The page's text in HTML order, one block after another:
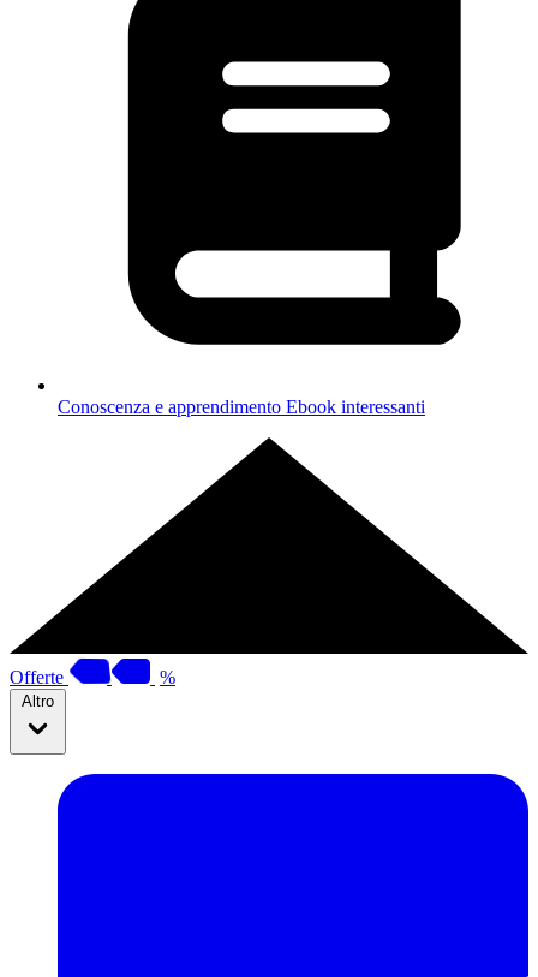
Conoscenza e apprendimento Ebook interessanti
Offerte %
Altro